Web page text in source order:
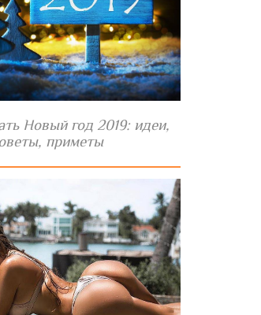
Новый год 2019: идеи,
приметы